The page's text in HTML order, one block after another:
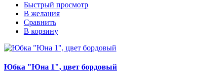
Быстрый просмотр
В желания
Сравнить
В корзину
Юбка "Юна 1", цвет бордовый